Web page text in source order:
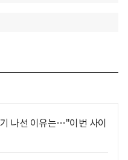
나선 이유는…"이번 사이